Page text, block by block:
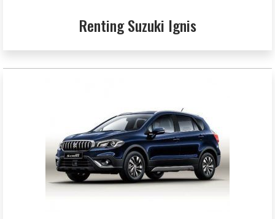
Renting Suzuki Ignis